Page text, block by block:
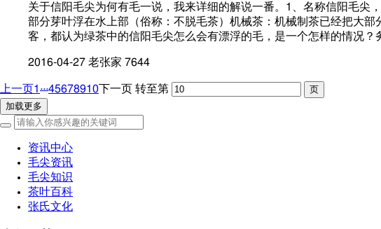
关于信阳毛尖为何有毛一说，我来详细的解说一番。1、名称信阳毛尖
部分芽叶浮在水上部（俗称：不脱毛茶）机械茶：机械制茶已经把大
客，都认为绿茶中的信阳毛尖怎么会有漂浮的毛，是一个怎样的情况？
2016-04-27 老张家 7644
上一页 1 ...45678910 下一页 转至第
加载更多
资讯中心
毛尖资讯
毛尖知识
茶叶百科
张氏文化